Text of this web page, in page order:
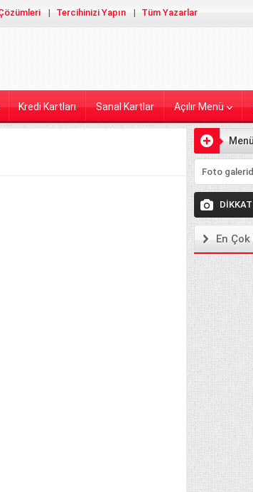
Tercihinizi Yapın Tüm Yazarlar
Kredi Kartları Sanal Kartlar Açılır Menü
Ekleyiniz
DİKKAT
En